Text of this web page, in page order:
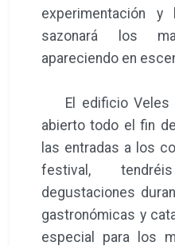
degustaciones
gastronómicas y
especial para los
Cookin’. Un
lenguajes
perfección en
VELES E VENTS
Marina Real Juan